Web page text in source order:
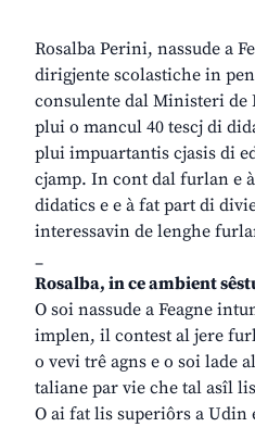
Rosalba Perini, nassude a
dirigjente scolastiche in
consulente dal Ministeri de
plui o mancul 40 tescj di
plui impuartantis cjasis di
cjamp. In cont dal furlan e
didatics e e à fat part di
interessavin de lenghe
_
Rosalba, in ce ambient
O soi nassude a Feagne
implen, il contest al jere
o vevi trê agns e o soi lade
taliane par vie che tal asîl
O ai fat lis superiôrs a Udin